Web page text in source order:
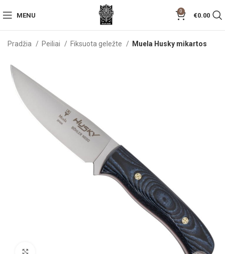
MENU
0
€0.00
Pradžia Peiliai Fiksuota geležte Muela Husky mikartos